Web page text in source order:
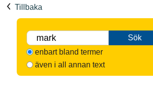
Tillbaka
Sök
enbart bland termer
även i all annan text